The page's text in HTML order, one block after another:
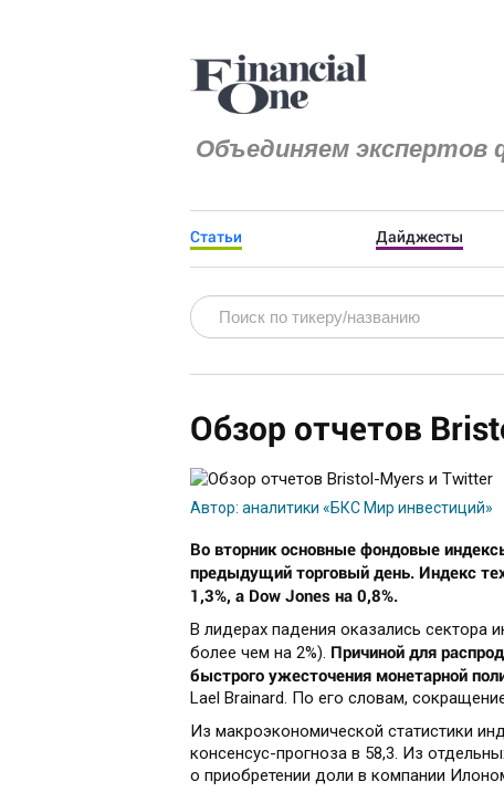
Объединяем экспертов
Статьи Дайджесты
Обзор отчетов
Автор: аналитики «БКС Мир инвестиций»
Во вторник основные фондовые
предыдущий торговый день. Индекс
1,3%, а Dow Jones на 0,8%.
В лидерах падения оказались сектора
более чем на 2%). Причиной для
быстрого ужесточения монетарной
Lael Brainard. По его словам,
Из макроэкономической статистики
консенсус-прогноза в 58,3. Из
о приобретении доли в компании